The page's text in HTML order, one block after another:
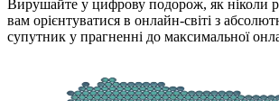
Вирушайте у цифрову подорож, як ніколи
вам орієнтуватися в онлайн-світі з
супутник у прагненні до максимальної